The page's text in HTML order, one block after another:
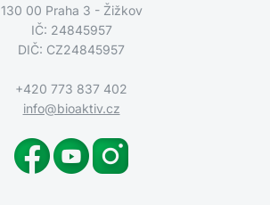
130 00 Praha 3 - Žižkov
IČ: 24845957
DIČ: CZ24845957
+420 773 837 402
info@bioaktiv.cz